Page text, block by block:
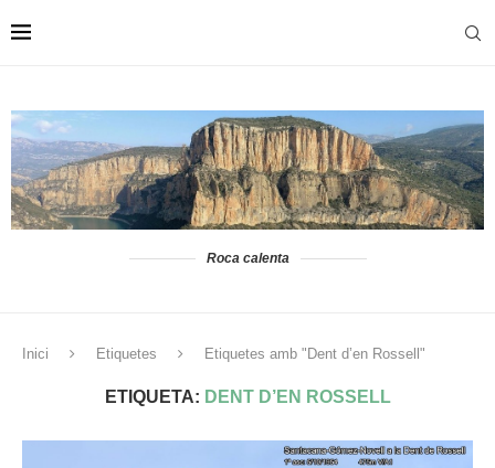
Roca calenta
Inici Etiquetes Etiquetes amb "Dent d’en Rossell"
ETIQUETA: DENT D’EN ROSSELL